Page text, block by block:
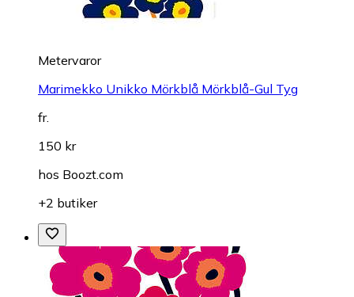
Metervaror
Marimekko Unikko Mörkblå Mörkblå-Gul Tyg
fr.
150 kr
hos Boozt.com
+2 butiker